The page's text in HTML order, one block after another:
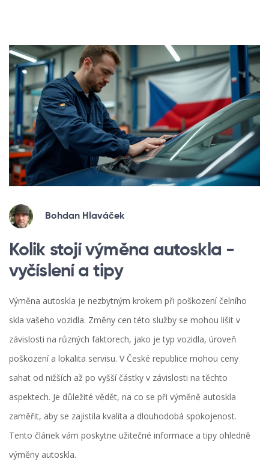
Bohdan Hlaváček
Kolik stojí výměna autoskla -
vyčíslení a tipy
Výměna autoskla je nezbytným krokem při poškození čelního
skla vašeho vozidla. Změny cen této služby se mohou lišit v
závislosti na různých faktorech, jako je typ vozidla, úroveň
poškození a lokalita servisu. V České republice mohou ceny
sahat od nižších až po vyšší částky v závislosti na těchto
aspektech. Je důležité vědět, na co se při výměně autoskla
zaměřit, aby se zajistila kvalita a dlouhodobá spokojenost.
Tento článek vám poskytne užitečné informace a tipy ohledně
výměny autoskla.